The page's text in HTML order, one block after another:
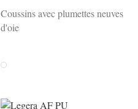
Coussins avec plumettes neuves
d'oie
Weiss